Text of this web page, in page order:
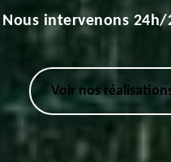
Nous intervenons
Voir nos